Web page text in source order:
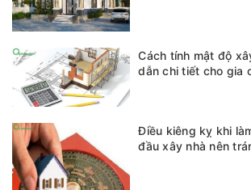
Cách tính mật độ
dẫn chi tiết cho gia
Điều kiêng kỵ khi
đầu xây nhà nên